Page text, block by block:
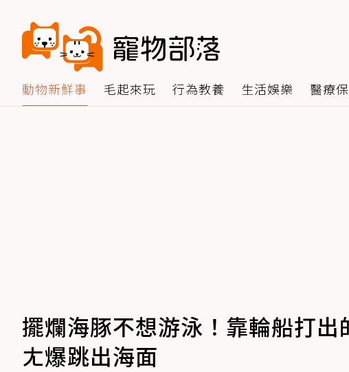
動物新鮮事 毛起來玩 行為教養 生活娛樂 醫療
擺爛海豚不想游泳！靠輪船打
ㄤ爆跳出海面